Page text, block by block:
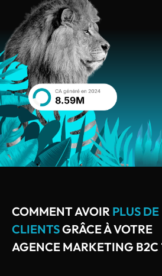
COMMENT AVOIR PLUS DE
CLIENTSGRÂCE À VOTRE
AGENCE MARKETING B2C